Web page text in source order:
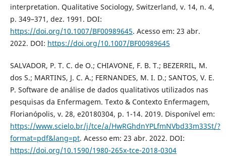
interpretation. Qualitative Sociology, Switzerland, v. 14, n. 4,
p. 349–371, dez. 1991. DOI:
https://doi.org/10.1007/BF00989645. Acesso em: 23 abr.
2022. DOI: https://doi.org/10.1007/BF00989645
SALVADOR, P. T. C. de O.; CHIAVONE, F. B. T.; BEZERRIL, M.
dos S.; MARTINS, J. C. A.; FERNANDES, M. I. D.; SANTOS, V. E.
P. Software de análise de dados qualitativos utilizados nas
pesquisas da Enfermagem. Texto & Contexto Enfermagem,
Florianópolis, v. 28, e20180304, p. 1-14. 2019. Disponível em:
https://www.scielo.br/j/tce/a/HwRGhdnYPLfmNVbd33m33St/?
format=pdf&lang=pt. Acesso em: 23 abr. 2022. DOI:
https://doi.org/10.1590/1980-265x-tce-2018-0304